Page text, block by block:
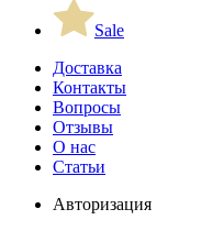
Sale
Доставка
Контакты
Вопросы
Отзывы
О нас
Статьи
Авторизация